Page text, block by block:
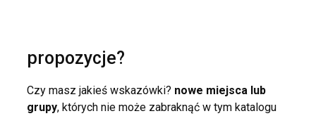
propozycje?
Czy masz jakieś wskazówki? nowe miejsca lub
grupy, których nie może zabraknąć w tym katalogu